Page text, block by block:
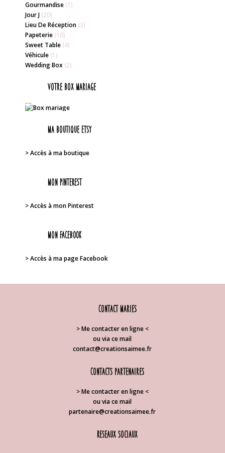
Gourmandise(1)
Jour J(20)
Lieu De Réception(3)
Papeterie(10)
Sweet Table(4)
Véhicule(1)
Wedding Box(2)
Votre box mariage
Ma boutique Etsy
> Accès à ma boutique
Mon PINTEREST
> Accès à mon Pinterest
Mon FACEBOOK
> Accès à ma page Facebook
Contact Maries
> Me contacter en ligne <
ou via ce mail
contact@creationsaimee.fr
Contacts partenaires
> Me contacter en ligne <
ou via ce mail
partenaire@creationsaimee.fr
Reseaux sociaux